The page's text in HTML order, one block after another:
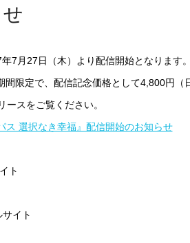
7月27日（木）より配信開始となります。
限定で、配信記念価格として4,800円（
ースをご覧ください。
ス 選択なき幸福』配信開始のお知らせ
ト
イト